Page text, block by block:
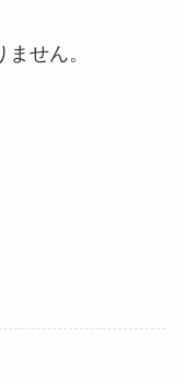
せん。